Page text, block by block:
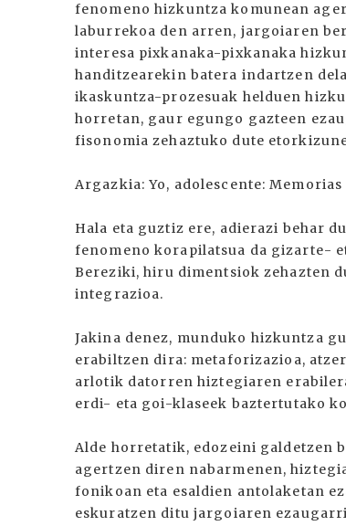
fenomeno hizkuntza komunean
laburrekoa den arren, jargoiaren
interesa pixkanaka-pixkanaka
handitzearekin batera indartzen
ikaskuntza-prozesuak helduen
horretan, gaur egungo gazteen
fisonomia zehaztuko dute
Argazkia: Yo, adolescente: Memorias
Hala eta guztiz ere, adierazi behar
fenomeno korapilatsua da gizarte-
Bereziki, hiru dimentsiok zehazten
integrazioa.
Jakina denez, munduko hizkuntza
erabiltzen dira: metaforizazioa,
arlotik datorren hiztegiaren
erdi- eta goi-klaseek baztertutako
Alde horretatik, edozeini galdetzen
agertzen diren nabarmenen,
fonikoan eta esaldien antolaketan
eskuratzen ditu jargoiaren